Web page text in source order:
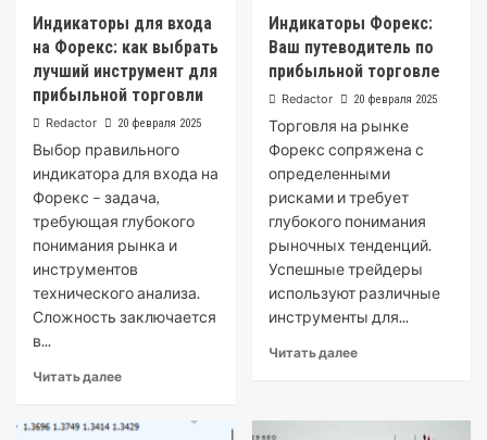
Индикаторы для входа
на Форекс: как выбрать
лучший инструмент для
прибыльной торговли
Redactor 20 февраля 2025
Выбор правильного
индикатора для входа на
Форекс – задача,
требующая глубокого
понимания рынка и
инструментов
технического анализа.
Сложность заключается
в...
Читать далее
Индикаторы Форекс:
Ваш путеводитель по
прибыльной торговле
Redactor 20 февраля 2025
Торговля на рынке
Форекс сопряжена с
определенными
рисками и требует
глубокого понимания
рыночных тенденций.
Успешные трейдеры
используют различные
инструменты для...
Читать далее